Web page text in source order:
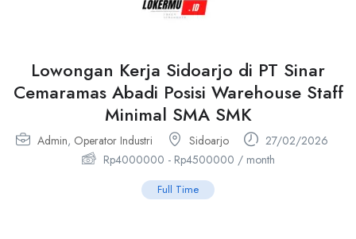
Lowongan Kerja Sidoarjo di PT Sinar
Cemaramas Abadi Posisi Warehouse Staff
Minimal SMA SMK
Admin, Operator Industri Sidoarjo
27/02/2026
Rp4000000 - Rp4500000 / month
Full Time